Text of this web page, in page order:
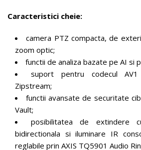
Caracteristici cheie:
camera PTZ compacta, de
zoom optic;
functii de analiza bazate pe AI si
suport pentru codecul
Zipstream;
functii avansate de securitate
Vault;
posibilitatea de extindere
bidirectionala si iluminare IR
reglabile prin AXIS TQ5901 Audio